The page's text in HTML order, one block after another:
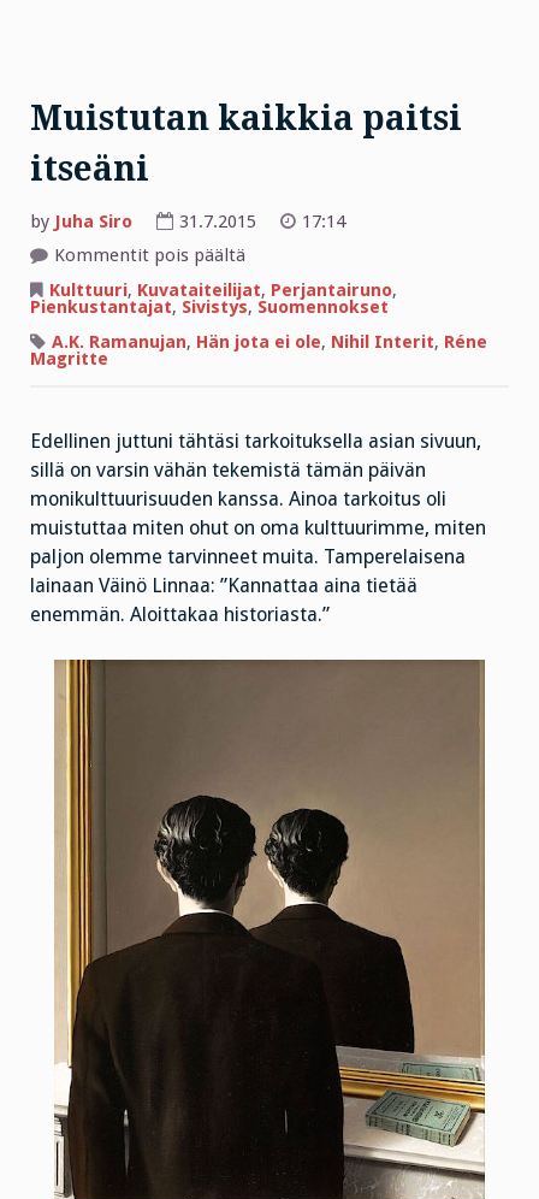
Muistutan kaikkia paitsi
itseäni
by Juha Siro 31.7.2015
17:14
Kommentit pois päältä
kaikkia
paitsi
itseäni
Kulttuuri, Kuvataiteilijat, Perjantairuno,
Pienkustantajat, Sivistys, Suomennokset
A.K. Ramanujan, Hän jota ei ole, Nihil Interit, Réne
Magritte
Edellinen juttuni tähtäsi tarkoituksella asian sivuun,
sillä on varsin vähän tekemistä tämän päivän
monikulttuurisuuden kanssa. Ainoa tarkoitus oli
muistuttaa miten ohut on oma kulttuurimme, miten
paljon olemme tarvinneet muita. Tamperelaisena
lainaan Väinö Linnaa: ”Kannattaa aina tietää
enemmän. Aloittakaa historiasta.”